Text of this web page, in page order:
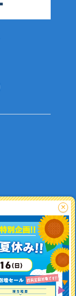
釣り情報を
投稿する
×